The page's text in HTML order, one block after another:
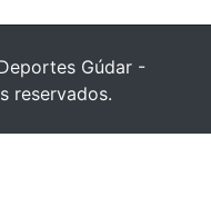
Gúdar -
reservados.